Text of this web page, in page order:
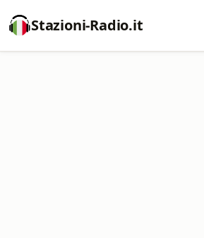
Stazioni-Radio.it